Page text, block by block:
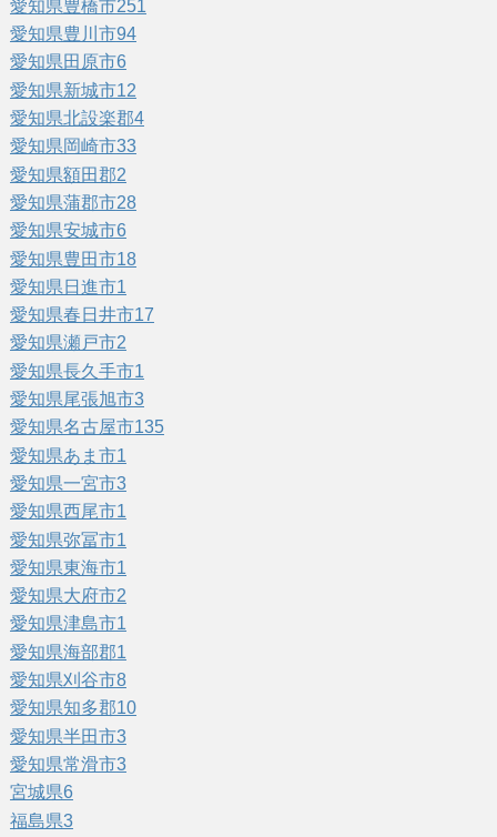
愛知県豊橋市251
愛知県豊川市94
愛知県田原市6
愛知県新城市12
愛知県北設楽郡4
愛知県岡崎市33
愛知県額田郡2
愛知県蒲郡市28
愛知県安城市6
愛知県豊田市18
愛知県日進市1
愛知県春日井市17
愛知県瀬戸市2
愛知県長久手市1
愛知県尾張旭市3
愛知県名古屋市135
愛知県あま市1
愛知県一宮市3
愛知県西尾市1
愛知県弥冨市1
愛知県東海市1
愛知県大府市2
愛知県津島市1
愛知県海部郡1
愛知県刈谷市8
愛知県知多郡10
愛知県半田市3
愛知県常滑市3
宮城県6
福島県3